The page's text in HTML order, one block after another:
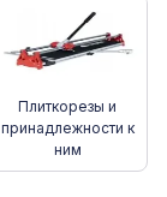
Плиткорезы и
принадлежности к
ним